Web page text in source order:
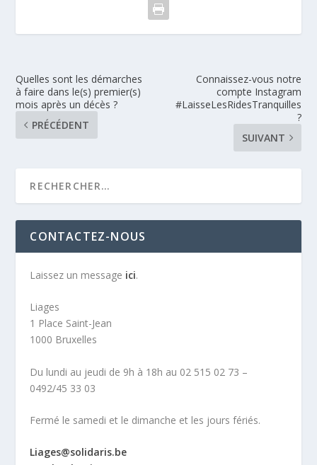
Quelles sont les démarches
à faire dans le(s) premier(s)
mois après un décès ?
PRÉCÉDENT
Connaissez-vous notre
compte Instagram
#LaisseLesRidesTranquilles
?
SUIVANT
CONTACTEZ-NOUS
Laissez un message ici.
Liages
1 Place Saint-Jean
1000 Bruxelles
Du lundi au jeudi de 9h à 18h au 02 515 02 73 –
0492/45 33 03
Fermé le samedi et le dimanche et les jours fériés.
Liages@solidaris.be